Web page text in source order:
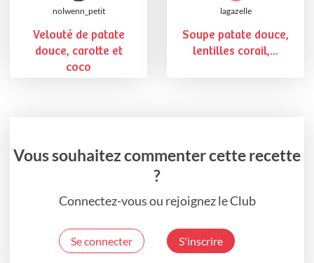
nolwenn_petit
Velouté de patate
douce, carotte et
coco
lagazelle
Soupe patate douce,
lentilles corail,...
Vous souhaitez commenter cette recette
?
Connectez-vous ou rejoignez le Club
Se connecter S'inscrire